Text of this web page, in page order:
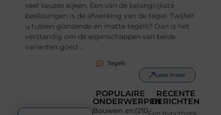
veel keuzes kijken. Een van de belangrijkste
beslissingen is de afwerking van de tegel. Twijfelt
u tussen glanzende en matte tegels? Dan is het
verstandig om de eigenschappen van beide
varianten goed ...
Tegels
Lees meer
POPULAIRE
ONDERWERPEN
Bouwen en (210
RECENTE
BERICHTEN
Een hypotheek